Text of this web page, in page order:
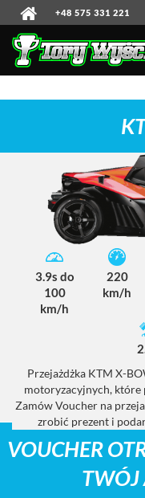
+48 575 331 221
3.9s do
100
km/h
220
km/h
Przejażdżka KTM X-
motoryzacyjnych, które
Zamów Voucher na
zrobić prezent i
VOUCHER
TWÓJ